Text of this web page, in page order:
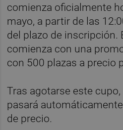
comienza oficialmente
mayo, a partir de las
del plazo de inscripción.
comienza con una
con 500 plazas a precio
Tras agotarse este
pasará
de precio.